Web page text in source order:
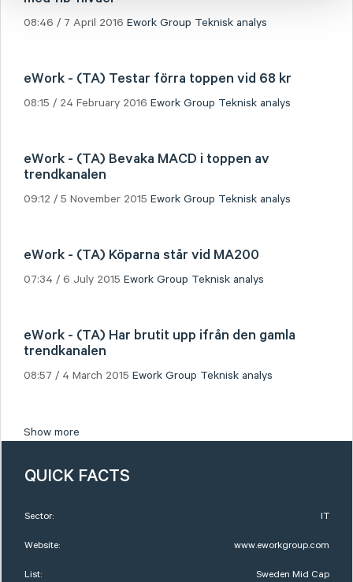
08:46 / 7 April 2016 Ework Group Teknisk analys
eWork - (TA) Testar förra toppen vid 68 kr
08:15 / 24 February 2016 Ework Group Teknisk analys
eWork - (TA) Bevaka MACD i toppen av
trendkanalen
09:12 / 5 November 2015 Ework Group Teknisk analys
eWork - (TA) Köparna står vid MA200
07:34 / 6 July 2015 Ework Group Teknisk analys
eWork - (TA) Har brutit upp ifrån den gamla
trendkanalen
08:57 / 4 March 2015 Ework Group Teknisk analys
Show more
QUICK FACTS
Sector: IT
Website: www.eworkgroup.com
List: Sweden Mid Cap